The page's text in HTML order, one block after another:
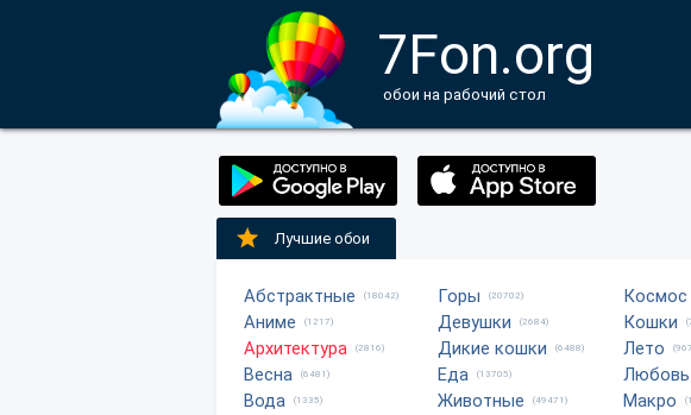
7Fon.org
обои на рабочий стол
Лучшие обои
Абстрактные (18042)
Аниме (1217)
Архитектура (2816)
Весна (6481)
Вода (1335)
Горы (20702)
Девушки (2684)
Дикие кошки (6488)
Еда (13705)
Животные (49471)
Космос
Кошки
Лето
Любовь
Макро